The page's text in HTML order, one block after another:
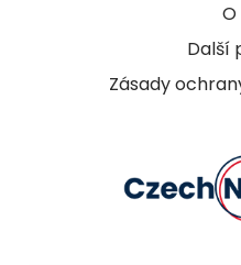
O
Další
Zásady